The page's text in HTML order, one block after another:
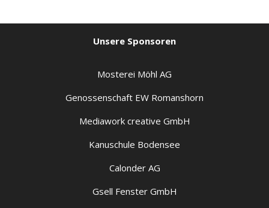
Unsere Sponsoren
Mosterei Möhl AG
Genossenschaft EW Romanshorn
Mediawork creative GmbH
Kanuschule Bodensee
Calonder AG
Gsell Fenster GmbH